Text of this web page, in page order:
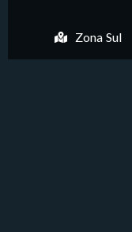
Zona Sul